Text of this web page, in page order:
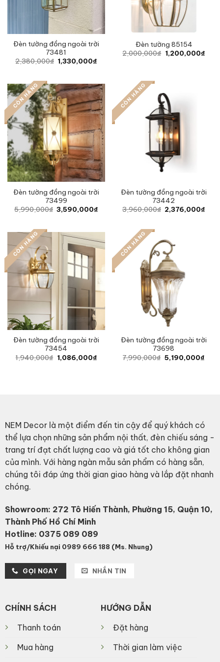
Đèn tường đồng ngoài trời
73481
2,380,000₫ Original
price
1,330,000₫
Đèn tường 85154
2,000,000₫ Original
price
1,200,000₫
CÒN HÀNG
Đèn tường đồng ngoài trời
73499
5,990,000₫ Original
price
3,590,000₫
CÒN HÀNG
Đèn tường đồng ngoài trời
73442
3,960,000₫ Original
price
2,376,000₫
CÒN HÀNG
Đèn tường đồng ngoài trời
73454
1,940,000₫ Original
price
1,086,000₫Current
CÒN HÀNG
Đèn tường đồng ngoài trời
73698
7,990,000₫ Original
price
5,190,000₫
NEM Decor là một điểm đến tin cậy để quý khách có
thể lựa chọn những sản phẩm nội thất, đèn chiếu sáng -
trang trí đạt chất lượng cao và giá tốt cho không gian
của mình. Với hàng ngàn mẫu sản phẩm có hàng sẵn,
chúng tôi đáp ứng thời gian giao hàng và lắp đặt nhanh
chóng.
Showroom: 272 Tô Hiến Thành, Phường 15, Quận 10,
Thành Phố Hồ Chí Minh
Hotline: 0375 089 089
Hỗ trợ/Khiếu nại 0989 666 188 (Ms. Nhung)
GỌI NGAY NHẮN TIN
CHÍNH SÁCH
Thanh toán
Mua hàng
HƯỚNG DẪN
Đặt hàng
Thời gian làm việc